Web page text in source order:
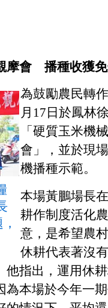
摩會 播種收獲
為鼓勵農民轉
月17日於鳳林
「硬質玉米機
會」，並於現
機播種示範。
本場黃鵬場長
耕作制度活化
意，是希望農
休耕代表著沒
他指出，運用休
為本場於今年一